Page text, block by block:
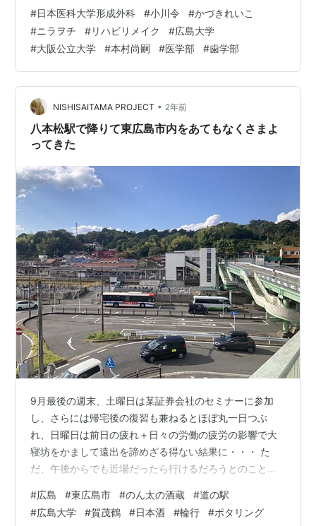
講義 詳しく見る かづきれいこ かづきれいこトーク＆メ
イクセミナーNEW 日時 2025/07/30（水）13:30 ~
2025/07/30（水）15:30 場所 東京 講師名 かづきれいこ
かづきれいこ直々のメイクセミナー開催！メデ…
#日本医科大学形成外科 #小川令 #かづきれいこ
#ニラヲチ #リハビリメイク #広島大学
#大阪公立大学 #本村尚嗣 #医学部 #歯学部
NISHISAITAMA PROJECT • 2年前
八本松駅で降りて東広島市内をあてもなくさまよ
ってきた
9月最後の週末、土曜日は某証券会社のセミナーに参加
し、さらには帰宅後の復習も兼ねるとほぼ丸一日つぶ
れ、日曜日は前日の疲れ＋日々の労働の疲労の影響で大
寝坊をかまして遠出を諦めざる得ない結果に・・・ た
だ、午後からでも近場だったら行けるだろうとのこと
た。山陽本線に乗り込み、広島駅から30分。国内の鉄道
路線の中では日本屈指の難所とも名高い「セノハチ」を
#広島 #東広島市 #のん太の酒蔵 #道の駅
#広島大学 #賀茂鶴 #日本酒 #輪行 #ポタリング